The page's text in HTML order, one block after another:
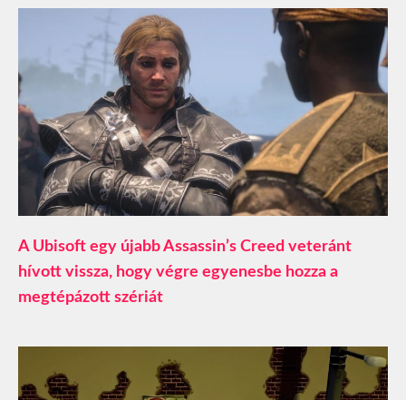
A Ubisoft egy újabb Assassin’s Creed veteránt
hívott vissza, hogy végre egyenesbe hozza a
megtépázott szériát